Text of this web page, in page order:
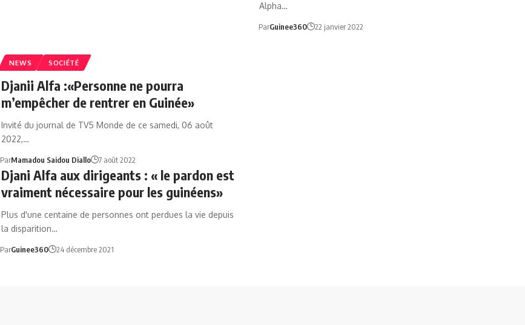
NEWS SOCIÉTÉ
Djanii Alfa :«Personne ne pourra
m’empêcher de rentrer en Guinée»
Invité du journal de TV5 Monde de ce samedi, 06 août
2022,…
ParMamadou Saidou Diallo 7 août 2022
Alpha…
ParGuinee360 22 janvier 2022
Djani Alfa aux dirigeants : « le pardon est
vraiment nécessaire pour les guinéens»
Plus d'une centaine de personnes ont perdues la vie depuis
la disparition…
ParGuinee360 24 décembre 2021